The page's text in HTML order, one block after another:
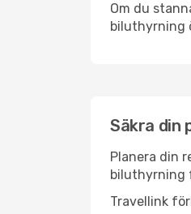
Om du
biluthyrning
Säkra din
Planera din
biluthyrning
Travellink